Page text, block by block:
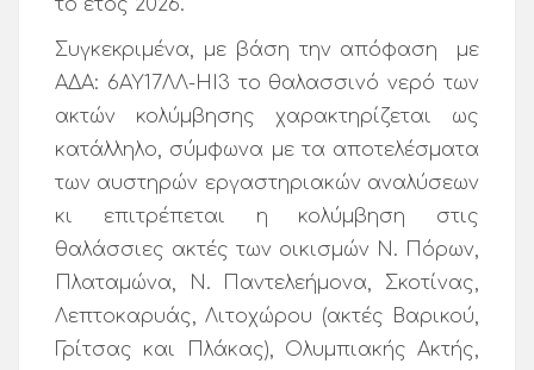
το έτος 2026.
Συγκεκριμένα, με βάση την απόφαση με
ΑΔΑ: 6AY17ΛΛ-ΗΙ3 το θαλασσινό νερό των
ακτών κολύμβησης χαρακτηρίζεται ως
κατάλληλο, σύμφωνα με τα αποτελέσματα
των αυστηρών εργαστηριακών αναλύσεων
κι επιτρέπεται η κολύμβηση στις
θαλάσσιες ακτές των οικισμών Ν. Πόρων,
Πλαταμώνα, Ν. Παντελεήμονα, Σκοτίνας,
Λεπτοκαρυάς, Λιτοχώρου (ακτές Βαρικού,
Γρίτσας και Πλάκας), Ολυμπιακής Ακτής,